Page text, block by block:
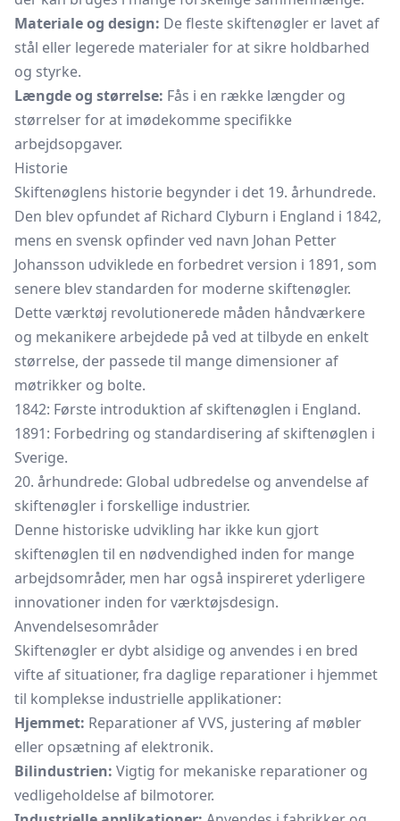
Materiale og design: De fleste skiftenøgler er lavet af
stål eller legerede materialer for at sikre holdbarhed
og styrke.
Længde og størrelse: Fås i en række længder og
størrelser for at imødekomme specifikke
arbejdsopgaver.
Historie
Skiftenøglens historie begynder i det 19. århundrede.
Den blev opfundet af Richard Clyburn i England i 1842,
mens en svensk opfinder ved navn Johan Petter
Johansson udviklede en forbedret version i 1891, som
senere blev standarden for moderne skiftenøgler.
Dette værktøj revolutionerede måden håndværkere
og mekanikere arbejdede på ved at tilbyde en enkelt
størrelse, der passede til mange dimensioner af
møtrikker og bolte.
1842: Første introduktion af skiftenøglen i England.
1891: Forbedring og standardisering af skiftenøglen i
Sverige.
20. århundrede: Global udbredelse og anvendelse af
skiftenøgler i forskellige industrier.
Denne historiske udvikling har ikke kun gjort
skiftenøglen til en nødvendighed inden for mange
arbejdsområder, men har også inspireret yderligere
innovationer inden for værktøjsdesign.
Anvendelsesområder
Skiftenøgler er dybt alsidige og anvendes i en bred
vifte af situationer, fra daglige reparationer i hjemmet
til komplekse industrielle applikationer:
Hjemmet: Reparationer af VVS, justering af møbler
eller opsætning af elektronik.
Bilindustrien: Vigtig for mekaniske reparationer og
vedligeholdelse af bilmotorer.